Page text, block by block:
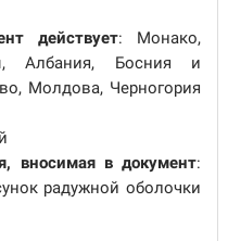
действует: Монако,
Албания, Босния и
Молдова, Черногория
вносимая в документ:
радужной оболочки